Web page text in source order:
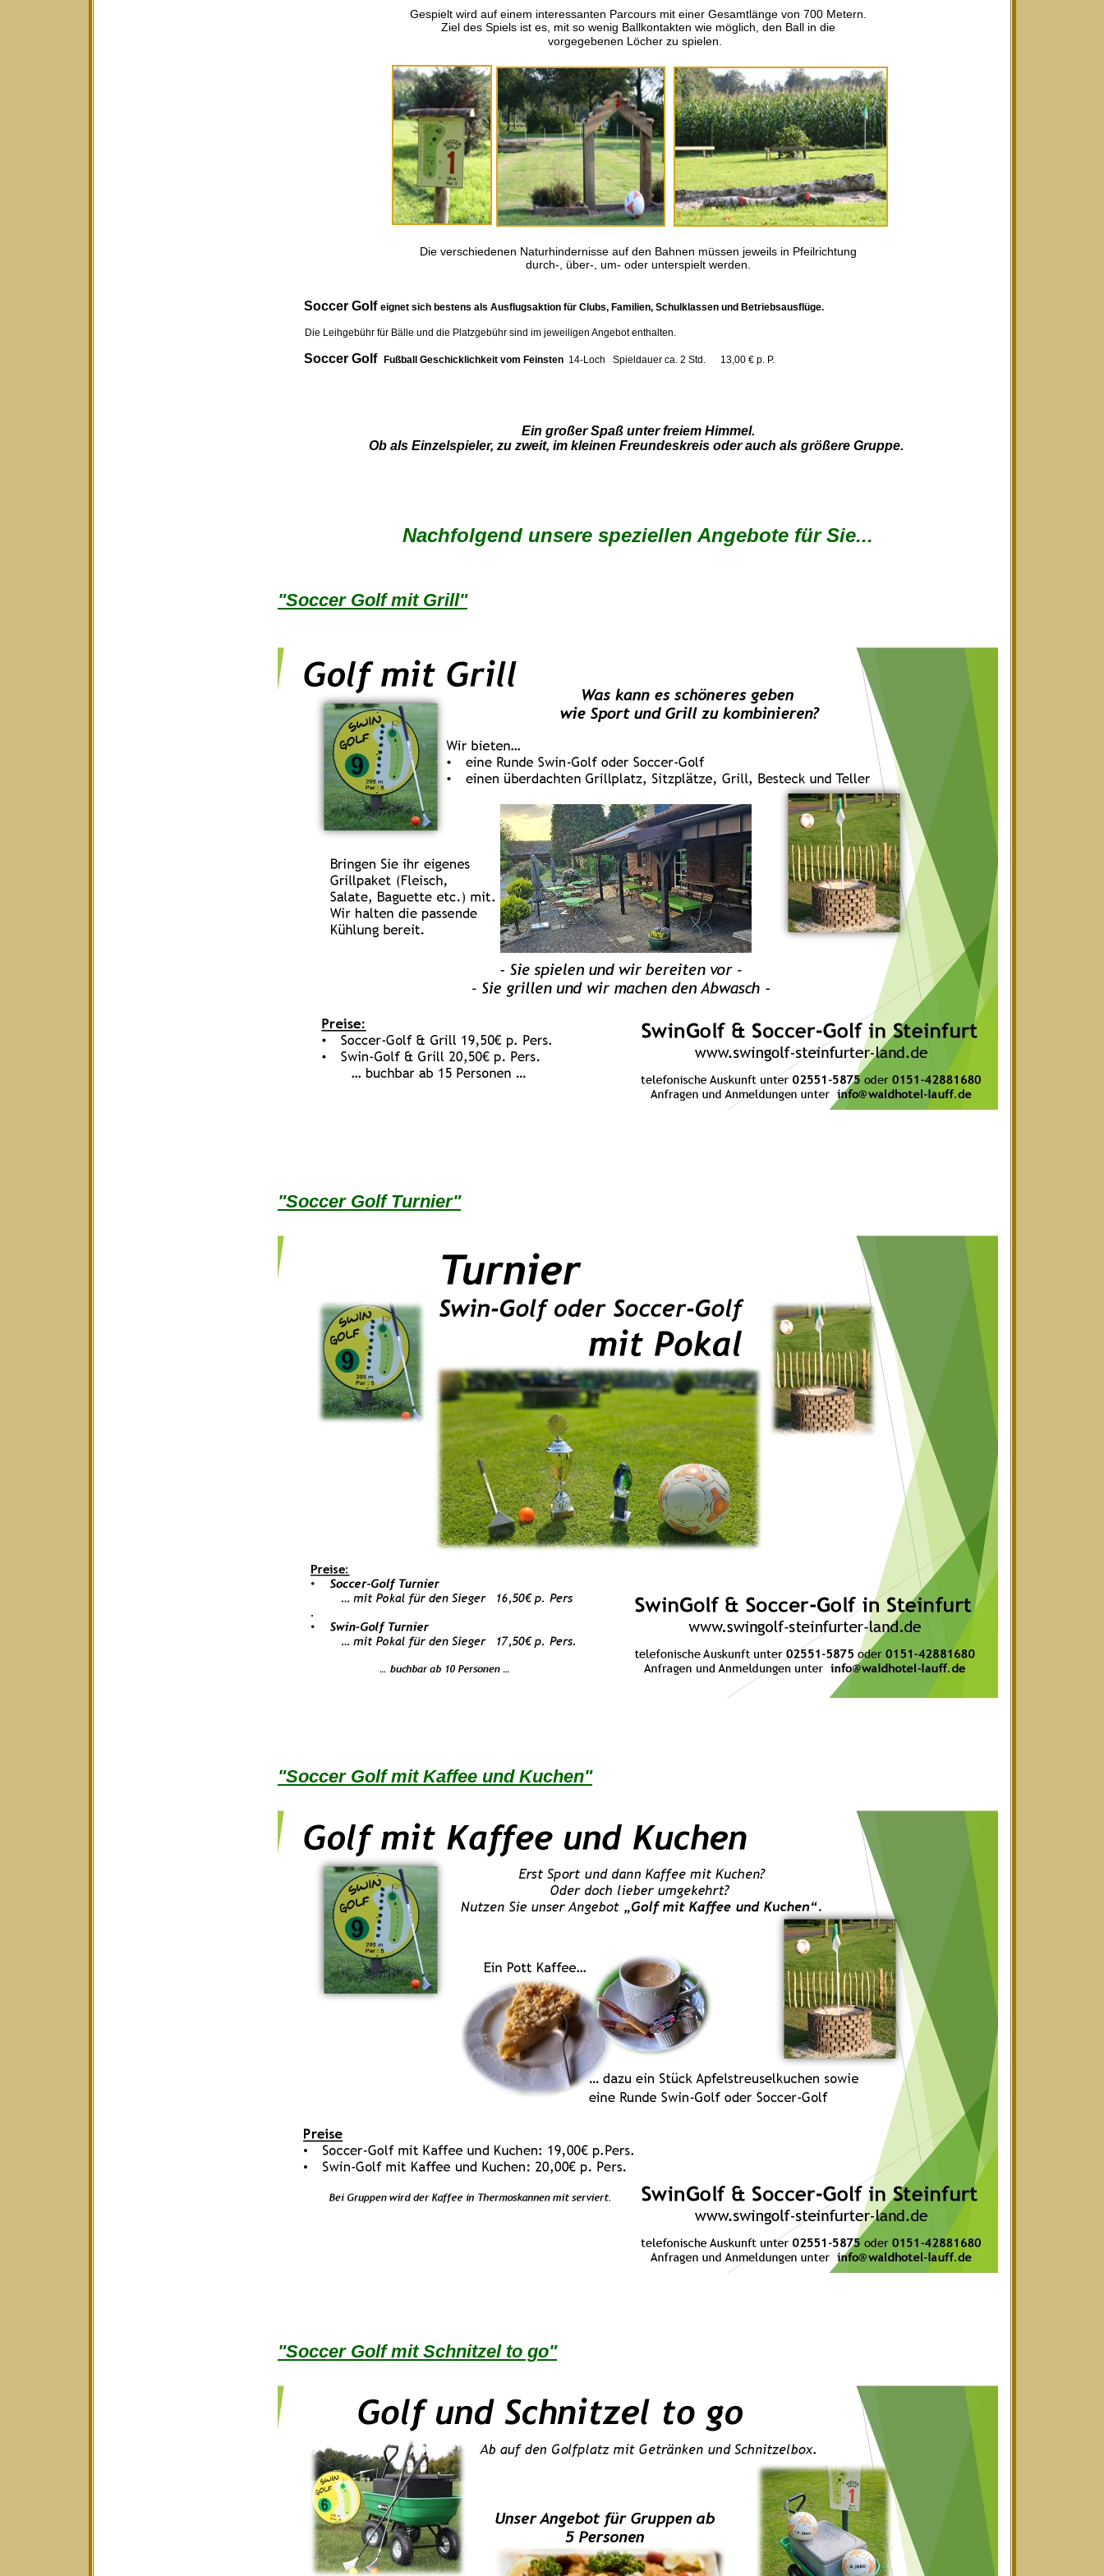
Gespielt wird auf einem interessanten Parcours mit einer Gesamtlänge von 700 Metern.
Ziel des Spiels ist es, mit so wenig Ballkontakten wie möglich, den Ball in die
vorgegebenen Löcher zu spielen.
Die verschiedenen Naturhindernisse auf den Bahnen müssen jeweils in Pfeilrichtung
durch-, über-, um- oder unterspielt werden.
Soccer Golf eignet sich bestens als Ausflugsaktion für Clubs, Familien, Schulklassen und Betriebsausflüge.
Die Leihgebühr für Bälle und die Platzgebühr sind im jeweiligen Angebot enthalten.
Soccer Golf Fußball Geschicklichkeit vom Feinsten 14-Loch Spieldauer ca. 2 Std. 13,00 € p. P.
Ein großer Spaß unter freiem Himmel.
Ob als Einzelspieler, zu zweit, im kleinen Freundeskreis oder auch als größere Gruppe.
Nachfolgend unsere speziellen Angebote für Sie...
"Soccer Golf mit Grill"
"Soccer Golf Turnier"
"Soccer Golf mit Kaffee und Kuchen"
"Soccer Golf mit Schnitzel to go"